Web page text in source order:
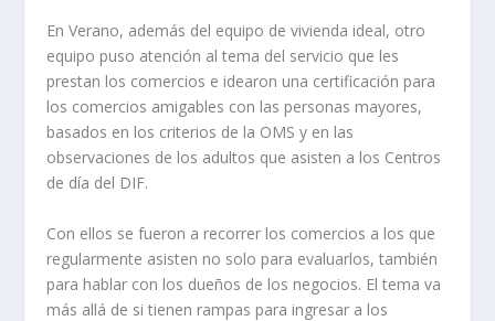
En Verano, además del equipo de vivienda ideal, otro
equipo puso atención al tema del servicio que les
prestan los comercios e idearon una certificación para
los comercios amigables con las personas mayores,
basados en los criterios de la OMS y en las
observaciones de los adultos que asisten a los Centros
de día del DIF.
Con ellos se fueron a recorrer los comercios a los que
regularmente asisten no solo para evaluarlos, también
para hablar con los dueños de los negocios. El tema va
más allá de si tienen rampas para ingresar a los